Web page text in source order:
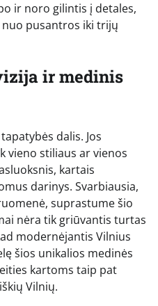
ir noro gilintis į detales,
pusantros iki trijų
ir medinis
dalis. Jos
vieno stiliaus ar vienos
kartais
darinys. Svarbiausia,
suprastume šio
nėra tik griūvantis turtas
modernėjantis Vilnius
šios unikalios medinės
kartoms taip pat
Vilnių.